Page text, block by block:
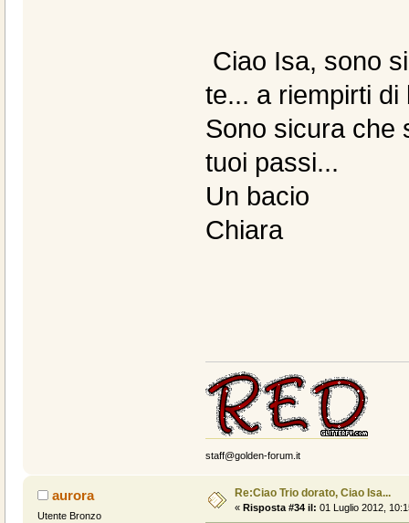
Ciao Isa, sono
te... a riempirti
Sono sicura che
tuoi passi...
Un bacio
Chiara
staff@golden-forum.it
aurora
Utente Bronzo
Re:Ciao Trio dorato, Ciao Isa...
« Risposta #34 il: 01 Luglio 2012,